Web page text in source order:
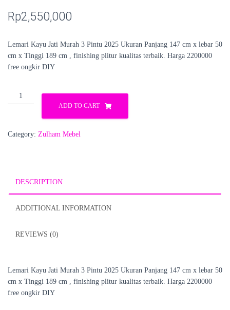
Rp2,550,000
Lemari Kayu Jati Murah 3 Pintu 2025 Ukuran Panjang 147 cm x lebar 50
cm x Tinggi 189 cm , finishing plitur kualitas terbaik. Harga 2200000
free ongkir DIY
Lemari
Kayu
Pintu
ADD TO CART
Category: Zulham Mebel
DESCRIPTION
ADDITIONAL INFORMATION
REVIEWS (0)
Lemari Kayu Jati Murah 3 Pintu 2025 Ukuran Panjang 147 cm x lebar 50
cm x Tinggi 189 cm , finishing plitur kualitas terbaik. Harga 2200000
free ongkir DIY